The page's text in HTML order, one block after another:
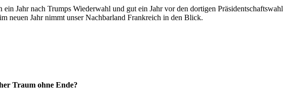
Jahr nach Trumps Wiederwahl und gut ein Jahr vor den dortigen
neuen Jahr nimmt unser Nachbarland Frankreich in den Blick.
Traum ohne Ende?